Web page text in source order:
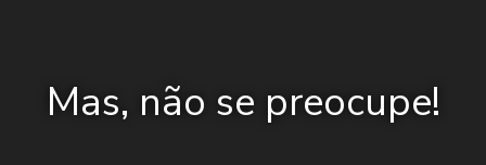
Mas, não se preocupe!